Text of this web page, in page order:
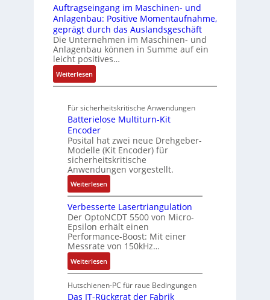
e
r
w
a
u
g
r
a
d
M
L
3
f
ü
s
i
c
h
e
r
e
E
n
t
w
i
c
k
l
u
n
r
u
n
g
A
G
u
n
d
R
o
o
t
i
k
t
u
r
f
e
h
l
e
n
4
,
M
i
l
l
i
o
n
e
n
A
r
b
e
i
t
s
k
l
l
A
b
o
u
t
A
t
o
m
a
t
i
n
x
p
a
n
d
i
e
r
Auftragseingang im Maschinen- und
Anlagenbau: Positive Momentaufnahme,
geprägt durch das Auslandsgeschäft
Die Unternehmen im Maschinen- und
Anlagenbau können in Summe auf ein
leicht positives…
Weiterlesen:
A
f
t
r
a
g
s
e
i
n
g
a
n
g
m
Für sicherheitskritische Anwendungen
Batterielose Multiturn-Kit
Encoder
Posital hat zwei neue Drehgeber-
Modelle (Kit Encoder) für
sicherheitskritische
Anwendungen vorgestellt.
Weiterlesen:
B
a
t
t
e
r
i
e
l
o
Verbesserte Lasertriangulation
Der OptoNCDT 5500 von Micro-
Epsilon erhält einen
Performance-Boost: Mit einer
Messrate von 150kHz…
Weiterlesen:
V
e
r
Hutschienen-PC für raue Bedingungen
Das IT-Rückgrat der Fabrik